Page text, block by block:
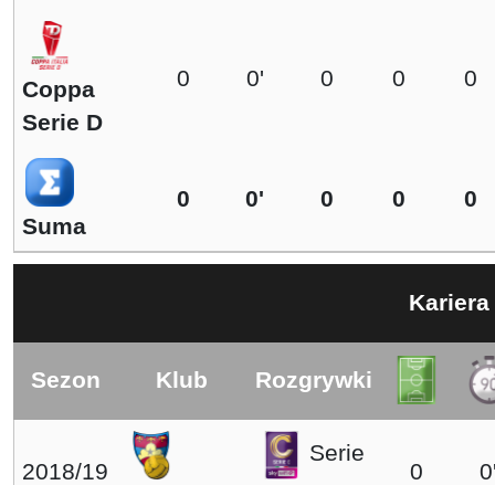
Coppa
Serie D
0 0' 0 0 0
Suma
0 0' 0 0 0
Kariera
Sezon Klub Rozgrywki
2018/19
Serie
0